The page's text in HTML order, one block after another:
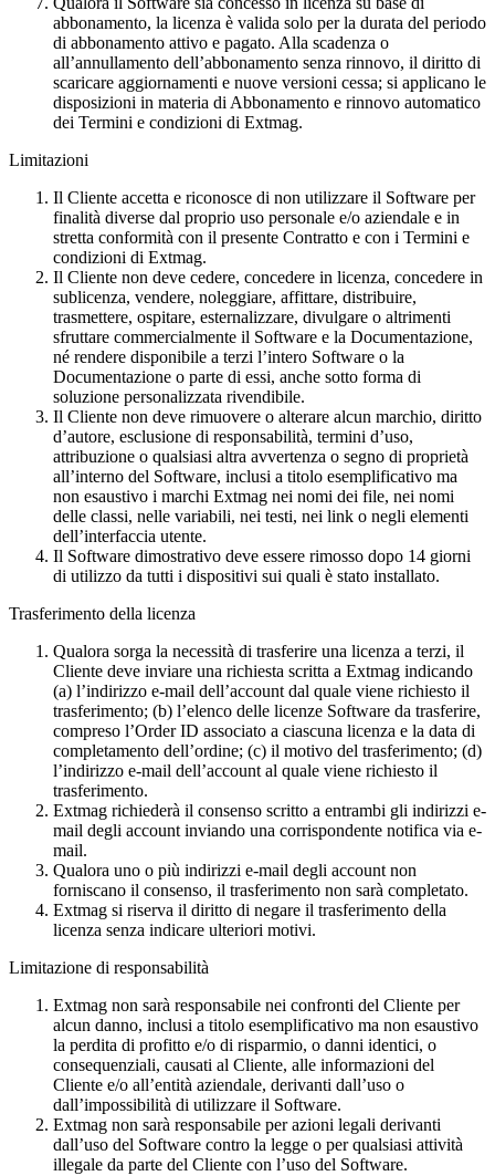
abbonamento, la licenza è valida solo per la durata del periodo
di abbonamento attivo e pagato. Alla scadenza o
all’annullamento dell’abbonamento senza rinnovo, il diritto di
scaricare aggiornamenti e nuove versioni cessa; si applicano le
disposizioni in materia di Abbonamento e rinnovo automatico
dei Termini e condizioni di Extmag.
Limitazioni
Il Cliente accetta e riconosce di non utilizzare il Software per
finalità diverse dal proprio uso personale e/o aziendale e in
stretta conformità con il presente Contratto e con i Termini e
condizioni di Extmag.
Il Cliente non deve cedere, concedere in licenza, concedere in
sublicenza, vendere, noleggiare, affittare, distribuire,
trasmettere, ospitare, esternalizzare, divulgare o altrimenti
sfruttare commercialmente il Software e la Documentazione,
né rendere disponibile a terzi l’intero Software o la
Documentazione o parte di essi, anche sotto forma di
soluzione personalizzata rivendibile.
Il Cliente non deve rimuovere o alterare alcun marchio, diritto
d’autore, esclusione di responsabilità, termini d’uso,
attribuzione o qualsiasi altra avvertenza o segno di proprietà
all’interno del Software, inclusi a titolo esemplificativo ma
non esaustivo i marchi Extmag nei nomi dei file, nei nomi
delle classi, nelle variabili, nei testi, nei link o negli elementi
dell’interfaccia utente.
Il Software dimostrativo deve essere rimosso dopo 14 giorni
di utilizzo da tutti i dispositivi sui quali è stato installato.
Trasferimento della licenza
Qualora sorga la necessità di trasferire una licenza a terzi, il
Cliente deve inviare una richiesta scritta a Extmag indicando
(a) l’indirizzo e-mail dell’account dal quale viene richiesto il
trasferimento; (b) l’elenco delle licenze Software da trasferire,
compreso l’Order ID associato a ciascuna licenza e la data di
completamento dell’ordine; (c) il motivo del trasferimento; (d)
l’indirizzo e-mail dell’account al quale viene richiesto il
trasferimento.
Extmag richiederà il consenso scritto a entrambi gli indirizzi e-
mail degli account inviando una corrispondente notifica via e-
mail.
Qualora uno o più indirizzi e-mail degli account non
forniscano il consenso, il trasferimento non sarà completato.
Extmag si riserva il diritto di negare il trasferimento della
licenza senza indicare ulteriori motivi.
Limitazione di responsabilità
Extmag non sarà responsabile nei confronti del Cliente per
alcun danno, inclusi a titolo esemplificativo ma non esaustivo
la perdita di profitto e/o di risparmio, o danni identici, o
consequenziali, causati al Cliente, alle informazioni del
Cliente e/o all’entità aziendale, derivanti dall’uso o
dall’impossibilità di utilizzare il Software.
Extmag non sarà responsabile per azioni legali derivanti
dall’uso del Software contro la legge o per qualsiasi attività
illegale da parte del Cliente con l’uso del Software.